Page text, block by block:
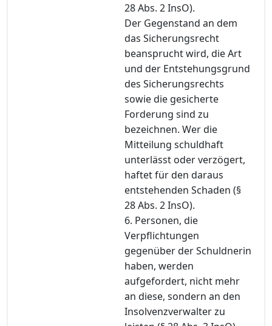
28 Abs. 2 InsO).
Der Gegenstand an dem
das Sicherungsrecht
beansprucht wird, die Art
und der Entstehungsgrund
des Sicherungsrechts
sowie die gesicherte
Forderung sind zu
bezeichnen. Wer die
Mitteilung schuldhaft
unterlässt oder verzögert,
haftet für den daraus
entstehenden Schaden (§
28 Abs. 2 InsO).
6. Personen, die
Verpflichtungen
gegenüber der Schuldnerin
haben, werden
aufgefordert, nicht mehr
an diese, sondern an den
Insolvenzverwalter zu